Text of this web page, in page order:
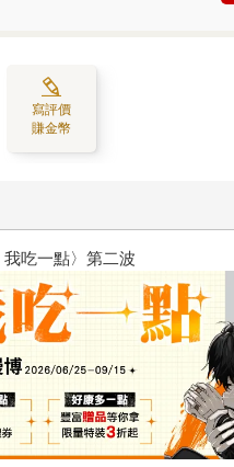
寫評價
賺金幣